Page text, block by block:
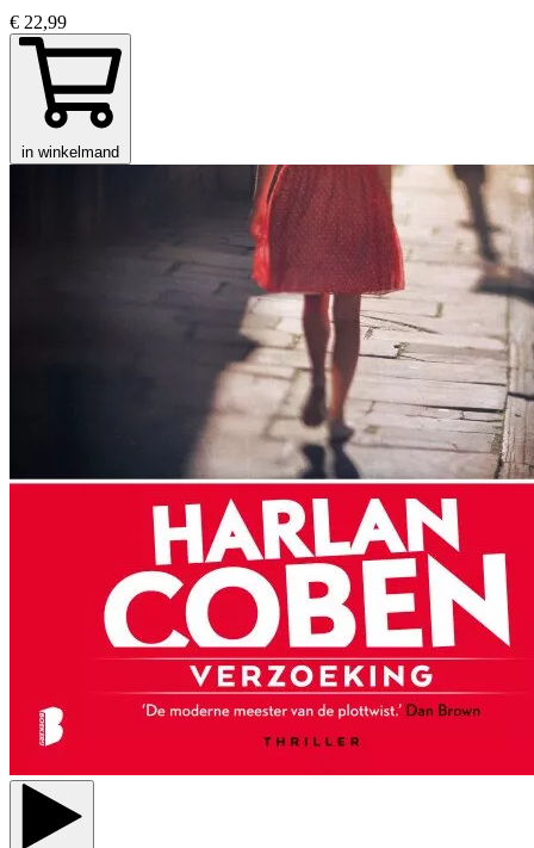
€ 22,99
in winkelmand